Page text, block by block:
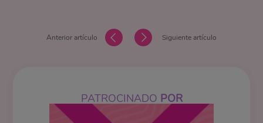
Anterior artículo Siguiente artículo
PATROCINADO POR